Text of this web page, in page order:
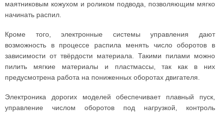
маятниковым кожухом и роликом подвода, позволяющим мягко
начинать распил.
Кроме того, электронные системы управления дают
возможность в процессе распила менять число оборотов в
зависимости от твёрдости материала. Такими пилами можно
пилить мягкие материалы и пластмассы, так как в них
предусмотрена работа на пониженных оборотах двигателя.
Электроника дорогих моделей обеспечивает плавный пуск,
управление числом оборотов под нагрузкой, контроль